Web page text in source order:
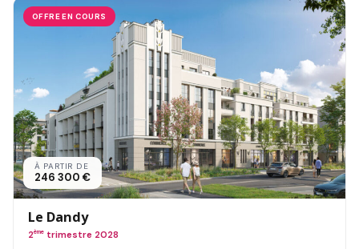
OFFRE EN COURS
À PARTIR DE
246 300 €
Le Dandy
2ème trimestre 2028